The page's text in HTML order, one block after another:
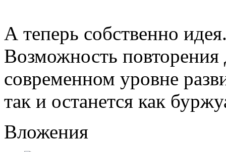
А теперь собственно
Возможность
современном уровне
так и останется как
Вложения